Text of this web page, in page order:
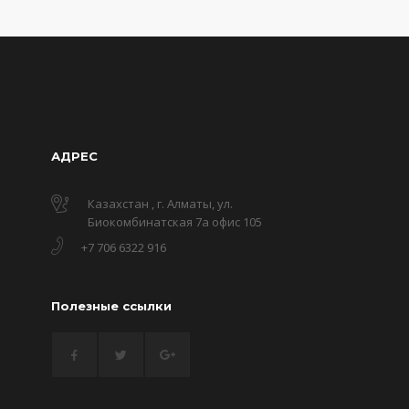
АДРЕС
Казахстан , г. Алматы, ул.
Биокомбинатская 7а офис 105
+7 706 6322 916
Полезные ссылки